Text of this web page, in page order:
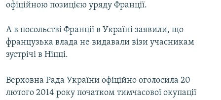
офіційною позицією уряду Франції.
А в посольстві Франції в Україні заявили, що
французька влада не видавали візи учасникам
зустрічі в Ніцці.
Верховна Рада України офіційно оголосила 20
лютого 2014 року початком тимчасової окупації